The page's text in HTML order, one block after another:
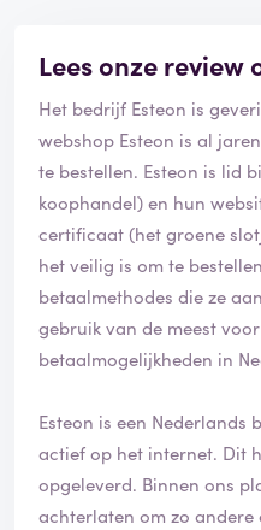
Lees onze review
Het bedrijf Esteon is
webshop Esteon is al
te bestellen. Esteon is lid
koophandel) en hun
certificaat (het groene
het veilig is om te
betaalmethodes die ze
gebruik van de meest
betaalmogelijkheden in
Esteon is een Nederlands
actief op het internet. Dit
opgeleverd. Binnen ons
achterlaten om zo andere